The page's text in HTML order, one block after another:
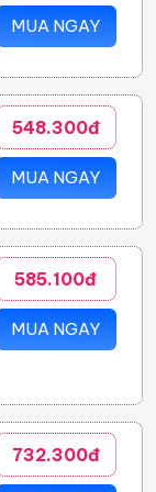
MUA NGAY
548.300đ
MUA NGAY
585.100đ
MUA NGAY
732.300đ